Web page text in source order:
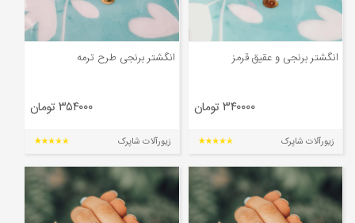
انگشتر برنجی و عقیق قرمز
۳۴۰۰۰۰ تومان
زیورآلات شاپرک
انگشتر برنجی طرح ترمه
۳۵۴۰۰۰ تومان
زیورآلات شاپرک